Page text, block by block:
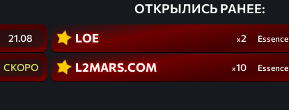
21.08
СКОРО
ОТКРЫЛИСЬ РАНЕЕ:
LOE x2 Essence
L2MARS.COM x10 Essence